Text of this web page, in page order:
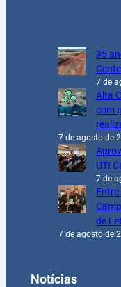
95
7 de
Alta
com
7 de agosto de
UTI
7 de
de
7 de agosto de
Notícias